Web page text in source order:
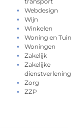
Webdesign
Wijn
Winkelen
Woning en Tuin
Woningen
Zakelijk
Zakelijke
dienstverlening
Zorg
ZZP